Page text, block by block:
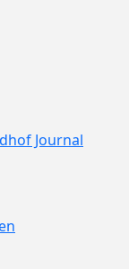
Journal